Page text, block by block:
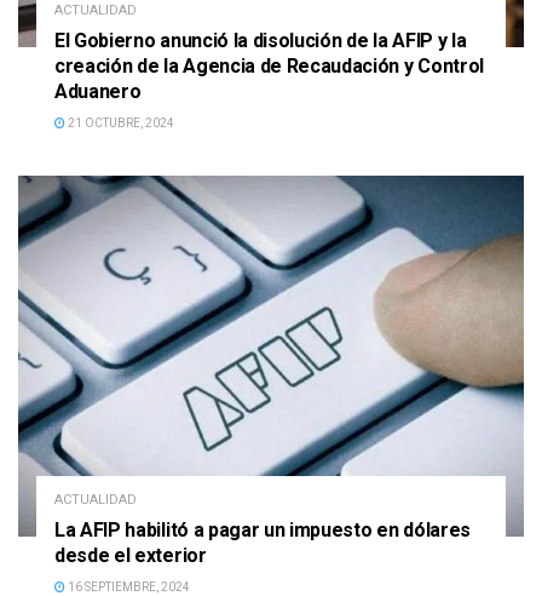
ACTUALIDAD
El Gobierno anunció la disolución de la AFIP y la
creación de la Agencia de Recaudación y Control
Aduanero
21 OCTUBRE, 2024
ACTUALIDAD
La AFIP habilitó a pagar un impuesto en dólares
desde el exterior
16 SEPTIEMBRE, 2024